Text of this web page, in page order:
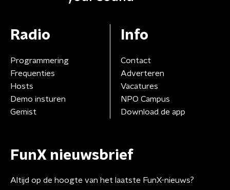
Radio
Programmering
Frequenties
Hosts
Demo insturen
Gemist
Info
Contact
Adverteren
Vacatures
NPO Campus
Download de app
FunX nieuwsbrief
Altijd op de hoogte van het laatste FunX-nieuws?